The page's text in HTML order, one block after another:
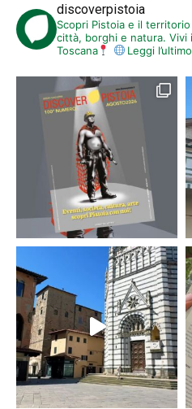
discoverpistoia
Scopri Pistoia e il
città, borghi e natura. Vivi
Toscana
Leggi